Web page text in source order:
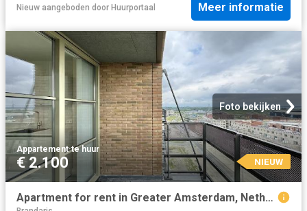
Nieuw aangeboden door Huurportaal Meer informatie
Foto bekijken
Appartement·te huur
€ 2.100 NIEUW
Apartment for rent in Greater Amsterdam, Netherlands